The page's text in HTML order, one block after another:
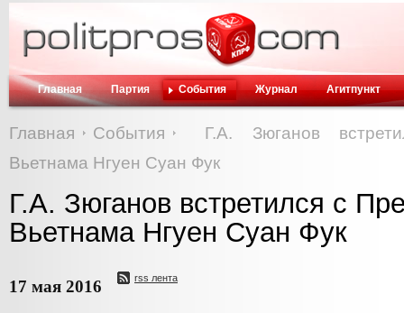
Главная Партия События Журнал Агитпункт
Главная События
Г.А. Зюганов
Вьетнама Нгуен Суан Фук
Г.А. Зюганов встретился с
Вьетнама Нгуен Суан Фук
17 мая 2016 rss лента